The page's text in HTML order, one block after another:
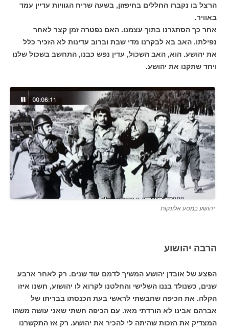
הרצל בו נקברו החללים בחיפזון, בשעה שריח הגוויות עדיין עמד
באוויר.
אחר כך הסתגרנו בתוך עצמנו. האם נפטרה זמן קצר לאחר
נפילתו. האב בא לבקרנו מדי שבת וברוב עדינות לא הזכיר כלל
את יהושע. הוא, האב השכול, עדין נפש כבנו, התחשב בשכול שלנו
ויחד שתקנו את יהושע.
יהושע במסע אלונקות
הרבה יהושוע
הפצע של אובדן יהושע המשיך לדמם עוד שנים. רק לאחר ארבע
שנים, כשנולד בננו השלישי והחלטנו לקרוא לו יהושוע, חשנו איזו
הקלה. את הכיפה שחבשתי לראשי בעת הכנסתו בבריתו של
אברהם אבינו לא הורדתי מאז. עם הכיפה חשתי שאני עושה משהו
המצדיק את הזכות שהיתה לי להכיר את יהושע. רק אז התקשרנו